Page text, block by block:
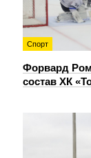
Спорт
Форвард
состав ХК